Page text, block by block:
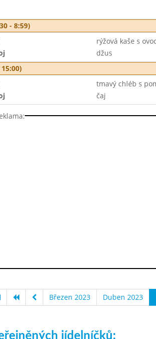
- 8:59)
rýžová kaše s
džus
tmavý chléb s
čaj
Březen 2023 Duben 2023
jídelníčků: